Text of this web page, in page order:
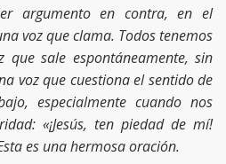
argumento en contra, en el
voz que clama. Todos tenemos
que sale espontáneamente, sin
voz que cuestiona el sentido de
especialmente cuando nos
«¡Jesús, ten piedad de mí!
es una hermosa oración.